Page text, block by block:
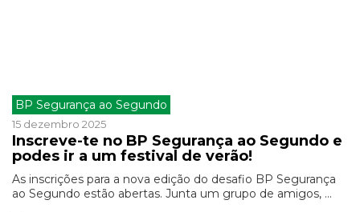
BP Segurança ao Segundo
15 dezembro 2025
Inscreve-te no BP Segurança ao Segundo e
podes ir a um festival de verão!
As inscrições para a nova edição do desafio BP Segurança
ao Segundo estão abertas. Junta um grupo de amigos, ...